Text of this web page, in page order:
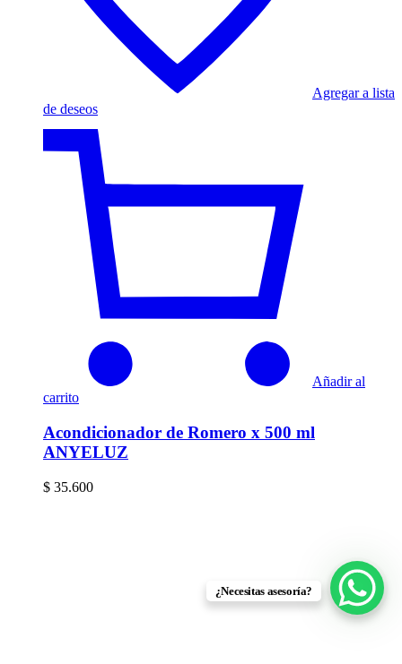
Agregar a lista
de deseos
Añadir al
carrito
Acondicionador de Romero x 500 ml
ANYELUZ
$ 35.600
¿Necesitas asesoría?